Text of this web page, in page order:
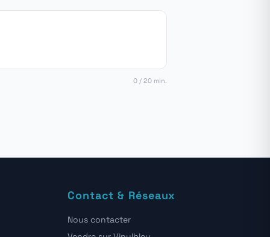
0 / 20 min.
Contact & Réseaux
Nous contacter